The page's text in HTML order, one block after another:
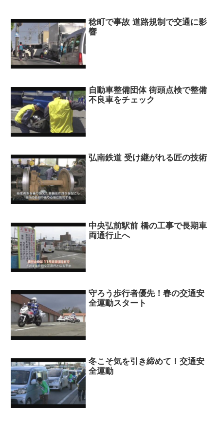
稔町で事故 道路規制で交通に影
響
自動車整備団体 街頭点検で整備
不良車をチェック
弘南鉄道 受け継がれる匠の技術
中央弘前駅前 橋の工事で長期車
両通行止へ
守ろう歩行者優先！春の交通安
全運動スタート
冬こそ気を引き締めて！交通安
全運動